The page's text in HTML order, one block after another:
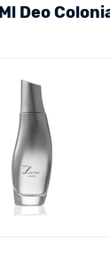
Deo